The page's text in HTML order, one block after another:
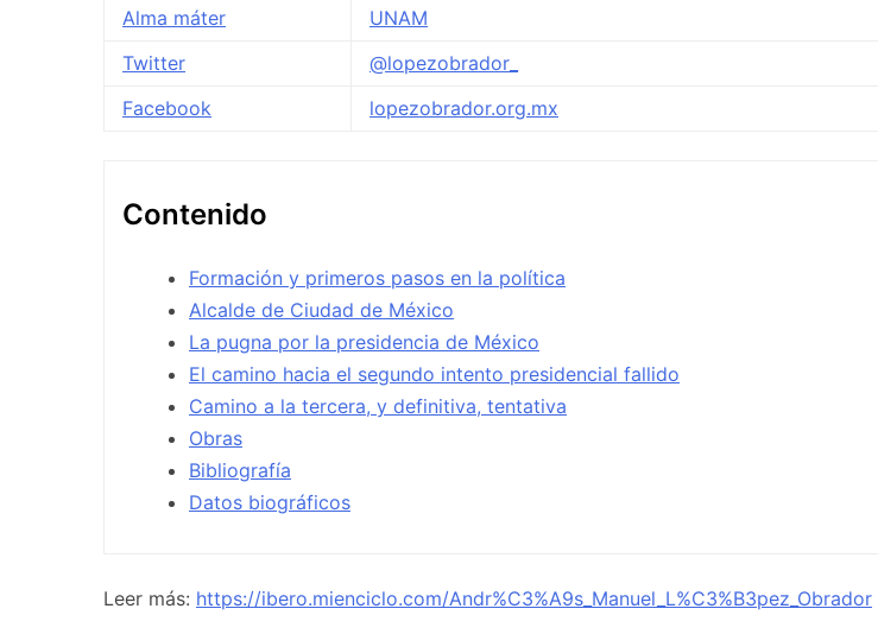
Alma máter
UNAM
Twitter
@lopezobrador_
Facebook
lopezobrador.org.mx
Contenido
Formación y primeros pasos en la política
Alcalde de Ciudad de México
La pugna por la presidencia de México
El camino hacia el segundo intento presidencial fallido
Camino a la tercera, y definitiva, tentativa
Obras
Bibliografía
Datos biográficos
Leer más: https://ibero.mienciclo.com/Andr%C3%A9s_Manuel_L%C3%B3pez_Obrador